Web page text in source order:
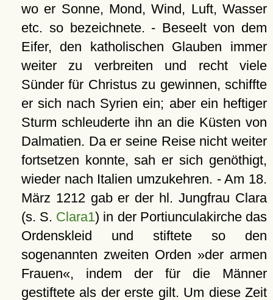
wo er Sonne, Mond, Wind, Luft, Wasser
etc. so bezeichnete. - Beseelt von dem
Eifer, den katholischen Glauben immer
weiter zu verbreiten und recht viele
Sünder für Christus zu gewinnen, schiffte
er sich nach Syrien ein; aber ein heftiger
Sturm schleuderte ihn an die Küsten von
Dalmatien. Da er seine Reise nicht weiter
fortsetzen konnte, sah er sich genöthigt,
wieder nach Italien umzukehren. - Am 18.
März 1212 gab er der hl. Jungfrau Clara
(s. S. Clara1) in der Portiunculakirche das
Ordenskleid und stiftete so den
sogenannten zweiten Orden »der armen
Frauen«, indem der für die Männer
gestiftete als der erste gilt. Um diese Zeit